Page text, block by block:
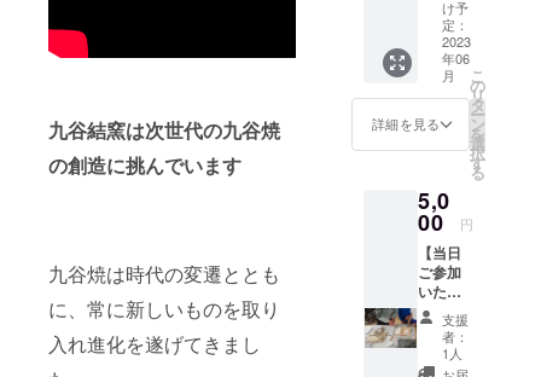
九谷結窯は次世代の九谷焼
の創造に挑んでいます
九谷焼は時代の変遷ととも
に、常に新しいものを取り
入れ進化を遂げてきまし
売まで行う
一貫生産・
販売体制を
構築してき
ました。
また、当社
の技術を磨
き・輝か
せ、結を
もって貢献
する』とい
う 経営理念
を提唱して
り香に
ご注意
くださ
い 【賞
味期
限】表
面ラベ
より一
年半
【製造
者】打
越製茶
農業協
同組
合 石
川県加
コクの
ある味
わいと
熟した
果実を
思わせ
る香り
トはも
ちろ
ん、ミ
ルク
ティー
でも力
強い風
味が楽
しめま
ラスト
体験引
換券
お礼の
カード
付 ＊商
品は総
合受付
渡しさ
せてい
ただき
ます。
●打越の
新茶 組
合では
「鳳
玉」と
名付け
け予
定：
2023
年06
月
詳細を見る
こ
の
リ
タ
ー
ン
を
選
択
す
る
5,0
00 円
【当日
ご参加
いただ
ける
方】打
越の新
茶と九
支援
者：
1人